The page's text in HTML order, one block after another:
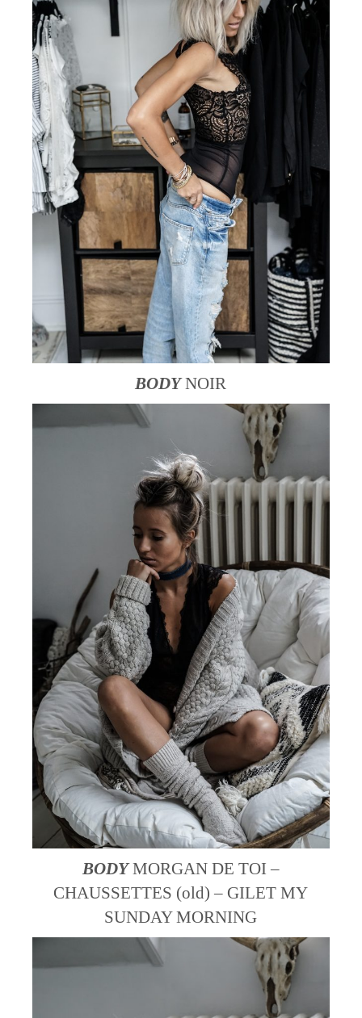
BODYNOIR
BODYMORGAN DE TOI –
CHAUSSETTES (old) – GILET MY
SUNDAY MORNING